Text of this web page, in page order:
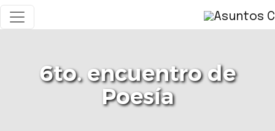
6to. encuentro de
Poesía